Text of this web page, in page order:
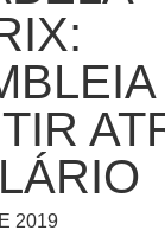
2019